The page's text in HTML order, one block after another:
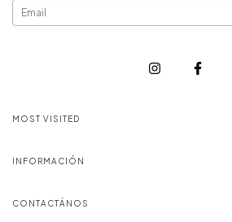
MOST VISITED
INFORMACIÓN
CONTACTÁNOS